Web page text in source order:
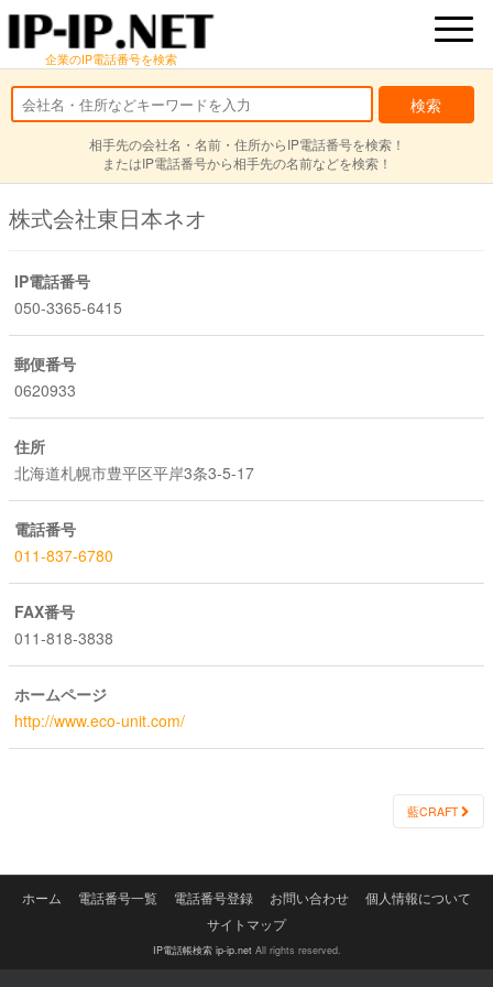
企業のIP電話番号を検索
相手先の会社名・名前・住所からIP電話番号を検索！
またはIP電話番号から相手先の名前などを検索！
株式会社東日本ネオ
IP電話番号
050-3365-6415
郵便番号
0620933
住所
北海道札幌市豊平区平岸3条3-5-17
電話番号
011-837-6780
FAX番号
011-818-3838
ホームページ
http://www.eco-unit.com/
navigation
藍CRAFT
ホーム 電話番号一覧 電話番号登録 お問い合わせ
個人情報について
サイトマップ
IP電話帳検索 ip-ip.netAll rights reserved.